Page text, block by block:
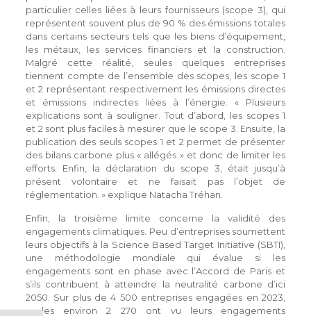
particulier celles liées à leurs fournisseurs (scope 3), qui
représentent souvent plus de 90 % des émissions totales
dans certains secteurs tels que les biens d’équipement,
les métaux, les services financiers et la construction.
Malgré cette réalité, seules quelques entreprises
tiennent compte de l’ensemble des scopes, les scope 1
et 2 représentant respectivement les émissions directes
et émissions indirectes liées à l’énergie. « Plusieurs
explications sont à souligner. Tout d’abord, les scopes 1
et 2 sont plus faciles à mesurer que le scope 3. Ensuite, la
publication des seuls scopes 1 et 2 permet de présenter
des bilans carbone plus « allégés » et donc de limiter les
efforts. Enfin, la déclaration du scope 3, était jusqu’à
présent volontaire et ne faisait pas l’objet de
réglementation. » explique Natacha Tréhan.
Enfin, la troisième limite concerne la validité des
engagements climatiques. Peu d’entreprises soumettent
leurs objectifs à la Science Based Target Initiative (SBTI),
une méthodologie mondiale qui évalue si les
engagements sont en phase avec l’Accord de Paris et
s’ils contribuent à atteindre la neutralité carbone d’ici
2050. Sur plus de 4 500 entreprises engagées en 2023,
seules environ 2 270 ont vu leurs engagements